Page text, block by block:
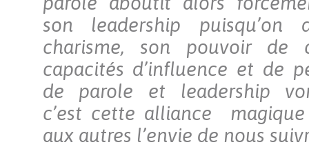
son leadership puisqu’on
charisme, son pouvoir de
capacités d’influence et de
de parole et leadership
c’est cette alliance
aux autres l’envie de nous